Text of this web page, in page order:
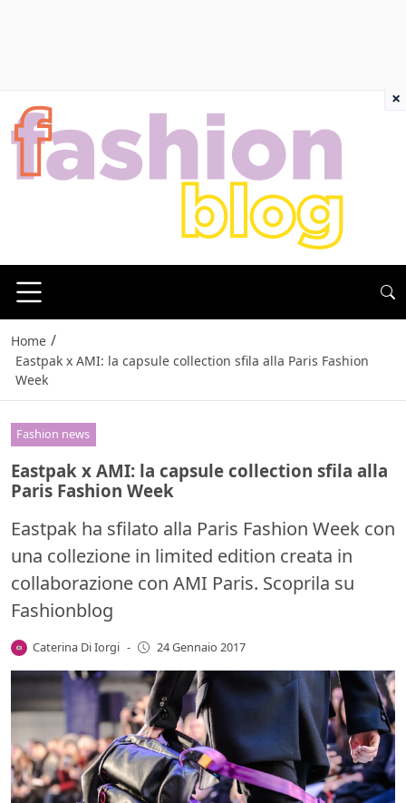
Home /
Eastpak x AMI: la capsule collection sfila alla Paris Fashion
Week
Fashion news
Eastpak x AMI: la capsule collection sfila alla
Paris Fashion Week
Eastpak ha sfilato alla Paris Fashion Week con
una collezione in limited edition creata in
collaborazione con AMI Paris. Scoprila su
Fashionblog
Caterina Di Iorgi - 24 Gennaio 2017
×